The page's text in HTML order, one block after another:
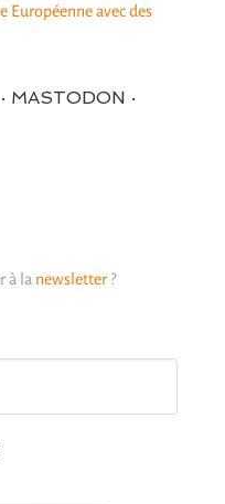
Européenne avec des
MASTODON ·
à la newsletter?